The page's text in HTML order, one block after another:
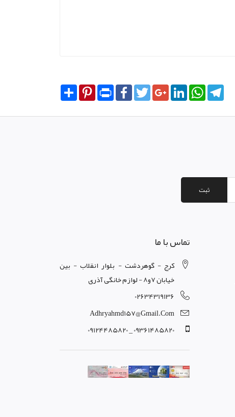
Share PinterestPrint FacebookTwitterGoogle+LinkedInWhatsApp
ثبت
تماس با ما
کرج - گوهردشت - بلوار انقلاب - بین
خیابان 7و8 - لوازم خانگی آذری
02634319136
Adhryahmd157@gmail.com
09361485820 _ 09124485820